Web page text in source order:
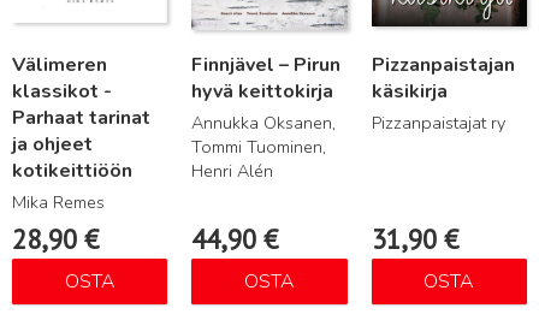
Välimeren
klassikot -
Parhaat tarinat
ja ohjeet
kotikeittiöön
Mika Remes
28,90 €
OSTA
Finnjävel – Pirun
hyvä keittokirja
Annukka Oksanen,
Tommi Tuominen,
Henri Alén
44,90€
OSTA
Pizzanpaistajan
käsikirja
Pizzanpaistajat ry
31,90 €
OSTA